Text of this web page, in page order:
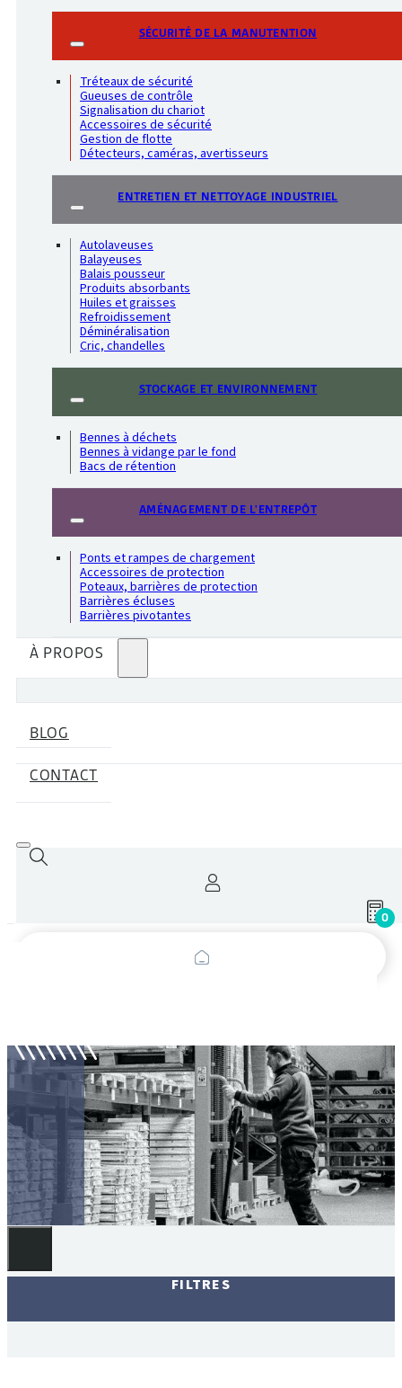
SÉCURITÉ DE LA MANUTENTION
Tréteaux de sécurité
Gueuses de contrôle
Signalisation du chariot
Accessoires de sécurité
Gestion de flotte
Détecteurs, caméras, avertisseurs
ENTRETIEN ET NETTOYAGE INDUSTRIEL
Autolaveuses
Balayeuses
Balais pousseur
Produits absorbants
Huiles et graisses
Refroidissement
Déminéralisation
Cric, chandelles
STOCKAGE ET ENVIRONNEMENT
Bennes à déchets
Bennes à vidange par le fond
Bacs de rétention
AMÉNAGEMENT DE L'ENTREPÔT
Ponts et rampes de chargement
Accessoires de protection
Poteaux, barrières de protection
Barrières écluses
Barrières pivotantes
À PROPOS
BLOG
CONTACT
0
FILTRES